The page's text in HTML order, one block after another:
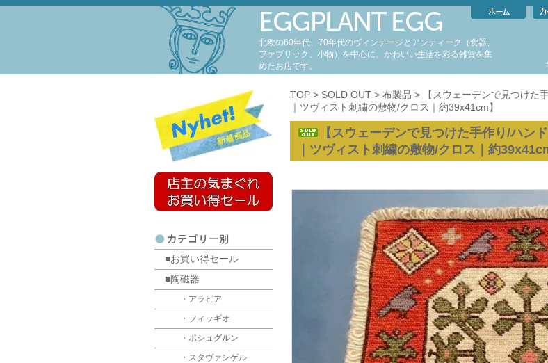
北欧の60年代、70年代のヴィンテージとアンティーク（食器、
ファブリック、小物）を中心に、かわいい生活を彩る雑貨を集
めたお店です。
TOP > SOLD OUT > 布製品 > 【スウェーデンで見つけた
｜ツヴィスト刺繍の敷物/クロス｜約39x41cm】
【スウェーデンで見つけた手作り/ハン
｜ツヴィスト刺繍の敷物/クロス｜約
■お買い得セール
■陶磁器
・アラビア
・フィッギオ
・ポシュグルン
・スタヴァンゲル